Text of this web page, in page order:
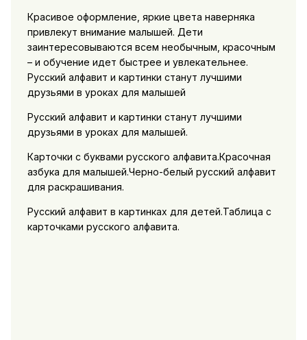
Красивое оформление, яркие цвета наверняка
привлекут внимание малышей. Дети
заинтересовываются всем необычным, красочным
– и обучение идет быстрее и увлекательнее.
Русский алфавит и картинки станут лучшими
друзьями в уроках для малышей
Русский алфавит и картинки станут лучшими
друзьями в уроках для малышей.
Карточки с буквами русского алфавита.Красочная
азбука для малышей.Черно-белый русский алфавит
для раскрашивания.
Русский алфавит в картинках для детей.Таблица с
карточками русского алфавита.